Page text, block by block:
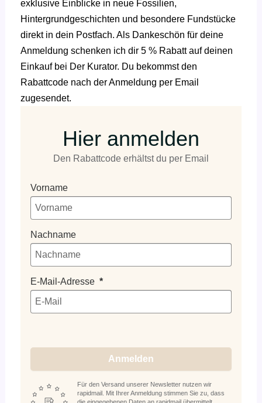
exklusive Einblicke in neue Fossilien,
Hintergrundgeschichten und besondere Fundstücke
direkt in dein Postfach. Als Dankeschön für deine
Anmeldung schenken ich dir 5 % Rabatt auf deinen
Einkauf bei Der Kurator. Du bekommst den
Rabattcode nach der Anmeldung per Email
zugesendet.
Hier anmelden
Den Rabattcode erhältst du per Email
Vorname
Nachname
E-Mail-Adresse
Anmelden
Für den Versand unserer Newsletter nutzen wir
rapidmail. Mit Ihrer Anmeldung stimmen Sie zu, dass